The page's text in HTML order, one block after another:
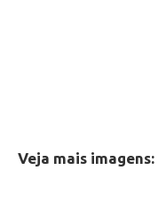
Veja mais imagens: